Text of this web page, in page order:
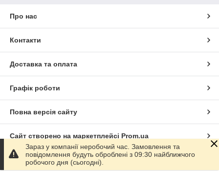
Про нас
Контакти
Доставка та оплата
Графік роботи
Повна версія сайту
Сайт створено на маркетплейсі Prom.ua
Політика конфіденційності
Зараз у компанії неробочий час. Замовлення та
повідомлення будуть оброблені з 09:30 найближчого
робочого дня (сьогодні).